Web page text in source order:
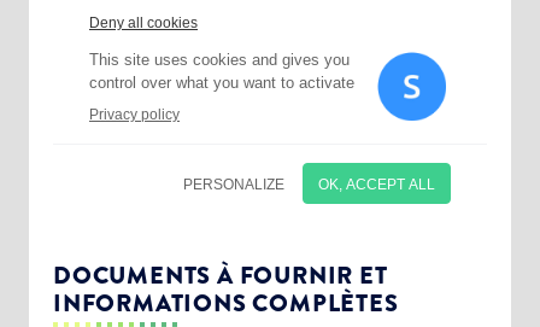
DOCUMENTS À FOURNIR ET
INFORMATIONS COMPLÈTES